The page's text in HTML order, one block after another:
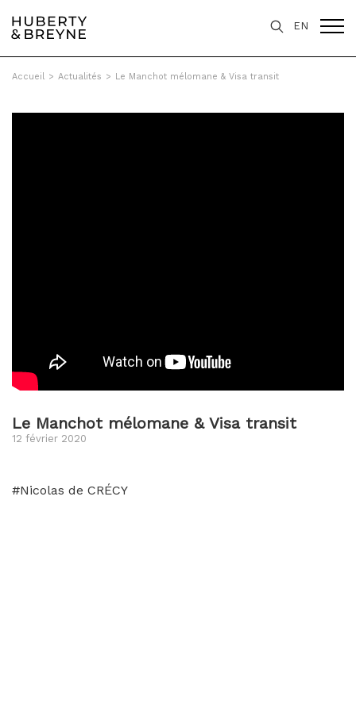
EN
Accueil > Actualités > Le Manchot mélomane & Visa transit
Le Manchot mélomane & Visa transit
12 février 2020
#Nicolas de CRÉCY